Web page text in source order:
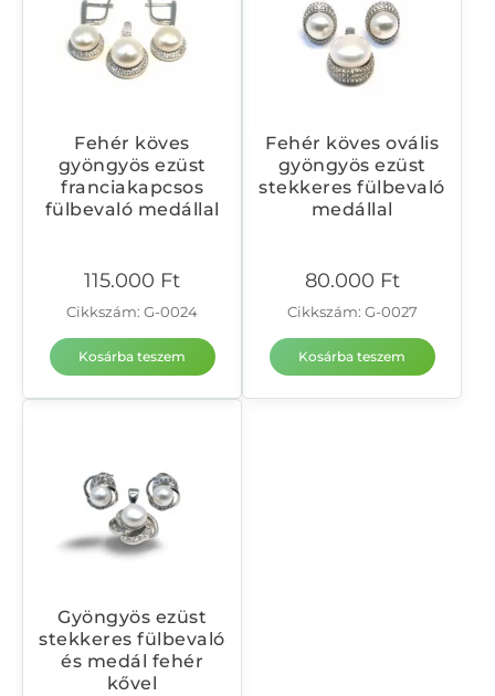
Fehér köves
gyöngyös ezüst
franciakapcsos
fülbevaló medállal
115.000 Ft
Cikkszám: G-0024
Kosárba teszem
Fehér köves ovális
gyöngyös ezüst
stekkeres fülbevaló
medállal
80.000 Ft
Cikkszám: G-0027
Kosárba teszem
Gyöngyös ezüst
stekkeres fülbevaló
és medál fehér
kővel